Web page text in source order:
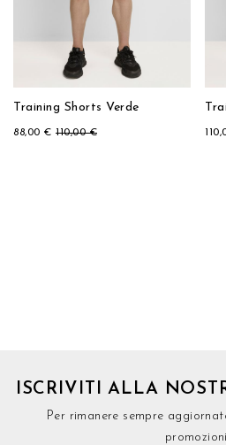
Training Shorts Verde
88,00 € 110,00 €
ISCRIVITI ALLA
Per rimanere sempre